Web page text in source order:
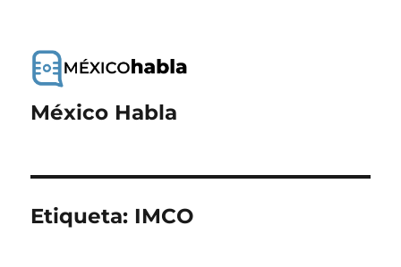
México Habla
Etiqueta: IMCO